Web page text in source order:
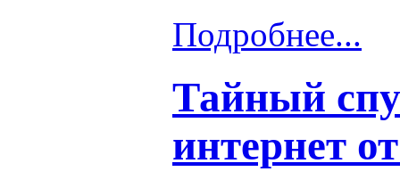
Подробнее...
Тайный
интернет